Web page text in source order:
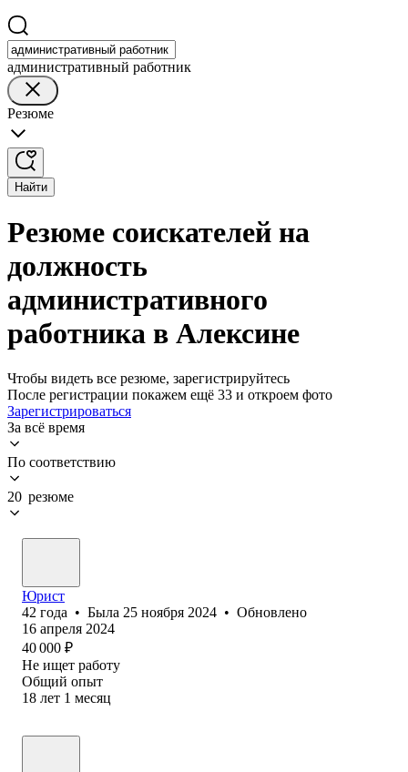
административный работник
Резюме
Найти
Резюме соискателей на
должность
административного
работника в Алексине
Чтобы видеть все резюме, зарегистрируйтесь
После регистрации покажем ещё 33 и откроем фото
Зарегистрироваться
За всё время
По соответствию
20 резюме
Юрист
42 года • Была 25 ноября 2024 • Обновлено
16 апреля 2024
40 000 ₽
Не ищет работу
Общий опыт
18 лет 1 месяц